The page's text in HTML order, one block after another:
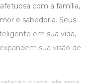
com a família,
e sabedoria. Seus
em sua vida,
sua visão de